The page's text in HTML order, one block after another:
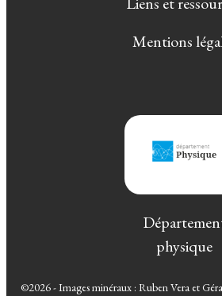
Mentions
physique
©2026 - Images minéraux : Ruben Vera et